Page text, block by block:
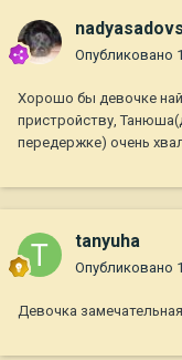
Опубликовано
Хорошо бы девочке
пристройству,
передержке) очень
tanyuha
Опубликовано
Девочка